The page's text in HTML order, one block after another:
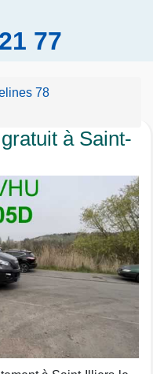
77
78
à Saint-